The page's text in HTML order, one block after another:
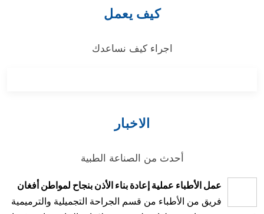
كيف يعمل
اجراء كيف نساعدك
الاخبار
أحدث من الصناعة الطبية
عمل الأطباء عملية إعادة بناء الأذن بنجاح لمواطن أفغان
فريق من الأطباء من قسم الجراحة التجميلية والترميمية